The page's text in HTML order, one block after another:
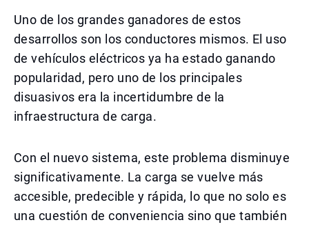
Uno de los grandes ganadores de estos
desarrollos son los conductores mismos. El uso
de vehículos eléctricos ya ha estado ganando
popularidad, pero uno de los principales
disuasivos era la incertidumbre de la
infraestructura de carga.
Con el nuevo sistema, este problema disminuye
significativamente. La carga se vuelve más
accesible, predecible y rápida, lo que no solo es
una cuestión de conveniencia sino que también